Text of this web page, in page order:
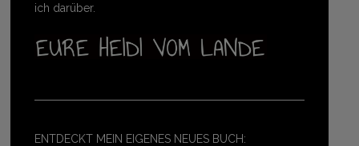
ich darüber.
ENTDECKT MEIN EIGENES NEUES BUCH: